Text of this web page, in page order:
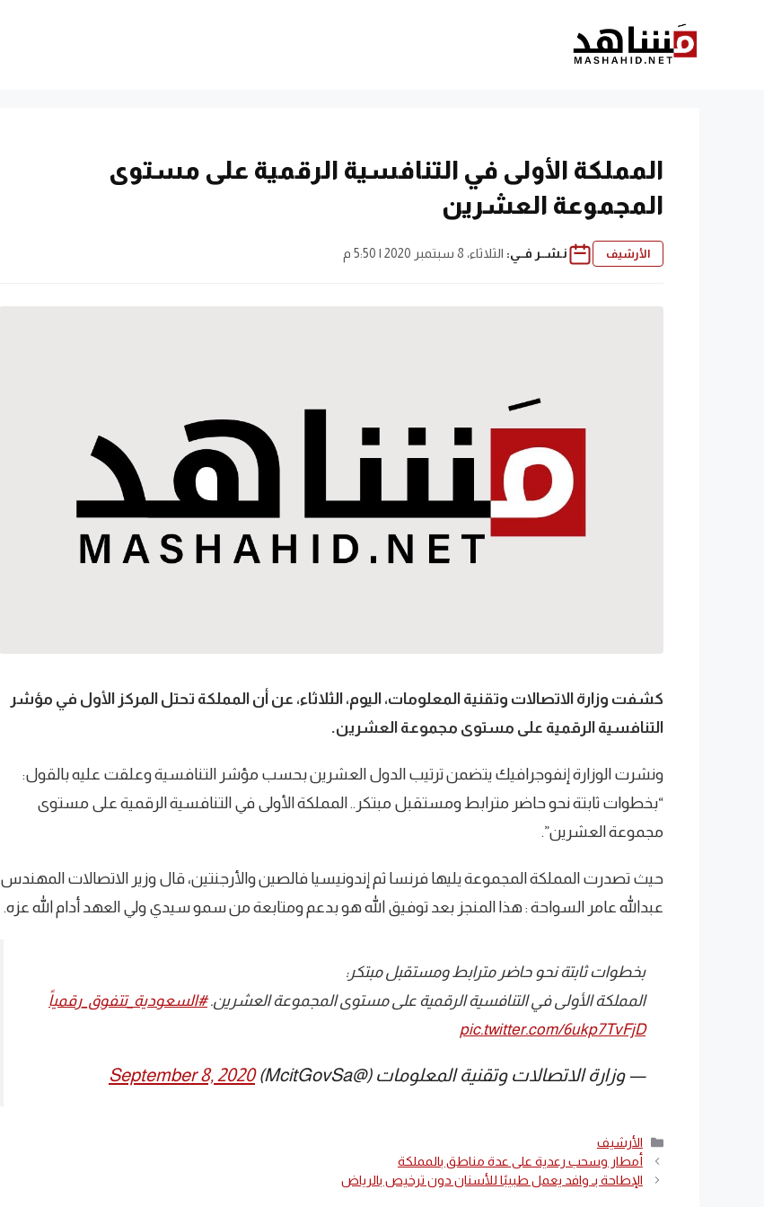
المملكة الأولى في التنافسية الرقمية على مستوى
المجموعة العشرين
الأرشيف نـشــر فــي: الثلاثاء، 8 سبتمبر 2020 | 5:50 م
كشفت وزارة الاتصالات وتقنية المعلومات، اليوم، الثلاثاء، عن أن المملكة تحتل المركز الأول في مؤشر
التنافسية الرقمية على مستوى مجموعة العشرين.
ونشرت الوزارة إنفوجرافيك يتضمن ترتيب الدول العشرين بحسب مؤشر التنافسية وعلقت عليه بالقول:
“بخطوات ثابتة نحو حاضر مترابط ومستقبل مبتكر.. المملكة الأولى في التنافسية الرقمية على مستوى
مجموعة العشرين”.
حيث تصدرت المملكة المجموعة يليها فرنسا ثم إندونيسيا فالصين والأرجنتين، قال وزير الاتصالات المهندس
عبدالله عامر السواحة : هذا المنجز بعد توفيق الله هو بدعم ومتابعة من سمو سيدي ولي العهد أدام الله عزه.
بخطوات ثابتة نحو حاضر مترابط ومستقبل مبتكر:
المملكة الأولى في التنافسية الرقمية على مستوى المجموعة العشرين.#السعودية_تتفوق_رقمياً
pic.twitter.com/6ukp7TvFjD
— وزارة الاتصالات وتقنية المعلومات (@McitGovSa) September 8, 2020
التصنيفات
الأرشيف
أمطار وسحب رعدية على عدة مناطق بالمملكة
الإطاحة بـ وافد يعمل طبيبًا للأسنان دون ترخيص بالرياض